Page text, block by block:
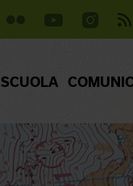
SCUOLA